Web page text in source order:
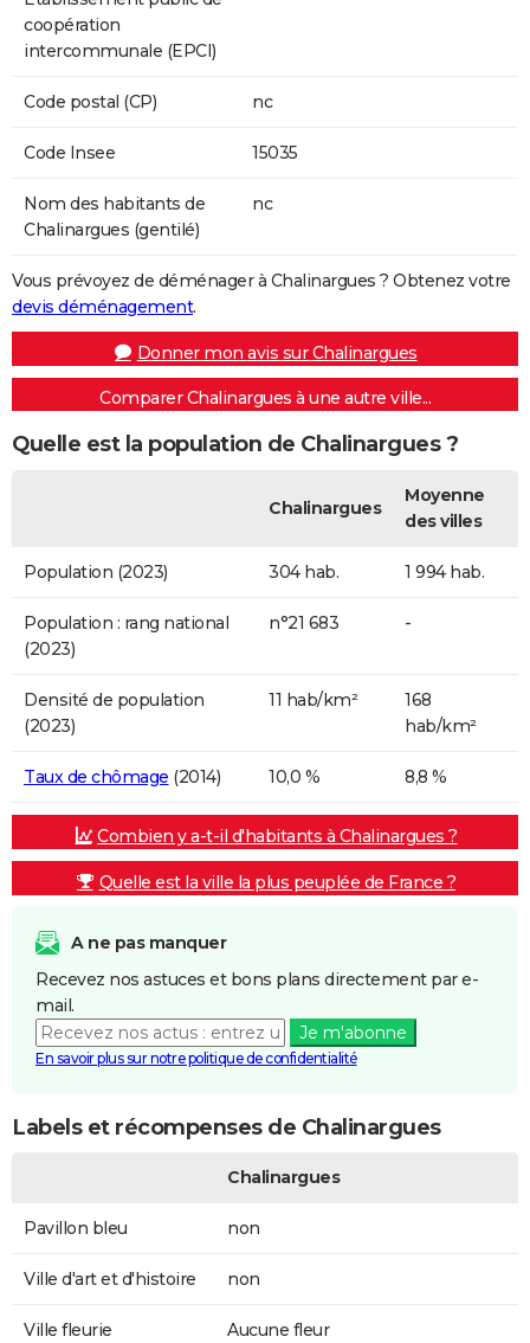
coopération
intercommunale (EPCI)
Code postal (CP) nc
Code Insee 15035
Nom des habitants de
Chalinargues (gentilé)
nc
Vous prévoyez de déménager à Chalinargues ? Obtenez votre
devis déménagement.
Donner mon avis sur Chalinargues
Comparer Chalinargues à une autre ville...
Quelle est la population de Chalinargues ?
Chalinargues
Moyenne
des villes
Population (2023) 304 hab. 1 994 hab.
Population : rang national
(2023)
n°21 683 -
Densité de population
(2023)
11 hab/km²
168
hab/km²
Taux de chômage (2014) 10,0 % 8,8 %
Combien y a-t-il d'habitants à Chalinargues ?
Quelle est la ville la plus peuplée de France ?
A ne pas manquer
Recevez nos astuces et bons plans directement par e-
mail.
Je m'abonne
En savoir plus sur notre politique de confidentialité
Labels et récompenses de Chalinargues
Chalinargues
Pavillon bleu non
Ville d'art et d'histoire non
Ville fleurie Aucune fleur